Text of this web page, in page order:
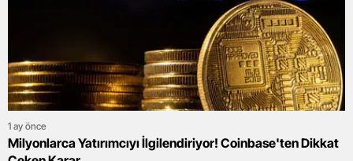
1 ay önce
Milyonlarca Yatırımcıyı İlgilendiriyor! Coinbase'ten Dikkat